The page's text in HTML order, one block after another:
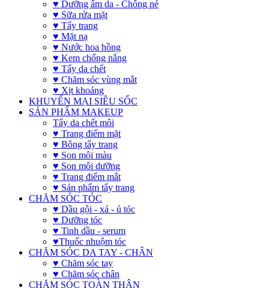
♥ Dưỡng ẩm da - Chống nẻ
♥ Sữa rửa mặt
♥ Tẩy trang
♥ Mặt nạ
♥ Nước hoa hồng
♥ Kem chống nắng
♥ Tẩy da chết
♥ Chăm sóc vùng mắt
♥ Xịt khoáng
KHUYẾN MẠI SIÊU SỐC
SẢN PHẨM MAKEUP
Tẩy da chết môi
♥ Trang điểm mặt
♥ Bông tẩy trang
♥ Son môi màu
♥ Son môi dưỡng
♥ Trang điểm mắt
♥ Sản phẩm tẩy trang
CHĂM SÓC TÓC
♥ Dầu gội - xả - ủ tóc
♥ Dưỡng tóc
♥ Tinh dầu - serum
♥Thuốc nhuộm tóc
CHĂM SÓC DA TAY - CHÂN
♥ Chăm sóc tay
♥ Chăm sóc chân
CHĂM SÓC TOÀN THÂN